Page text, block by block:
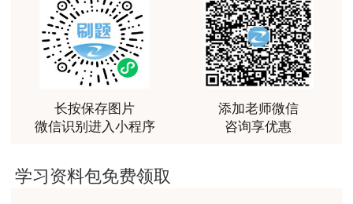
用户m0****88
最棒的预习课
用户m2****66
越听越觉得好
用户m2****66
长按保存图片
微信识别进入小程序
添加老师微信
咨询享优惠
学习资料包免费领取